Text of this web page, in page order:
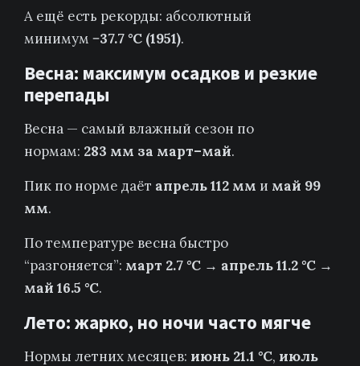
А ещё есть рекорды: абсолютный
минимум −37.7 °C (1951).
Весна: максимум осадков и резкие
перепады
Весна — самый влажный сезон по
нормам: 283 мм за март–май.
Пик по норме даёт апрель 112 мм и май 99
мм.
По температуре весна быстро
“разгоняется”: март 2.7 °C → апрель 11.2 °C →
май 16.5 °C.
Лето: жарко, но ночи часто мягче
Нормы летних месяцев: июнь 21.1 °C, июль